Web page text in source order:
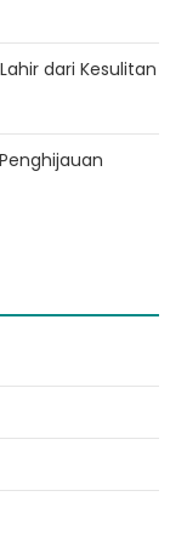
dari Kesulitan